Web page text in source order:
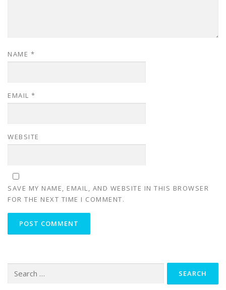
NAME *
EMAIL *
WEBSITE
SAVE MY NAME, EMAIL, AND WEBSITE IN THIS BROWSER
FOR THE NEXT TIME I COMMENT.
for: